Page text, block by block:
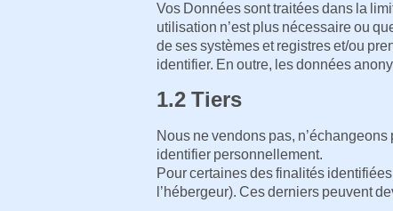
Vos Données sont traitées dans la
utilisation n’est plus nécessaire ou
de ses systèmes et registres et/ou
identifier. En outre, les données
1.2 Tiers
Nous ne vendons pas,
identifier personnellement.
Pour certaines des finalités
l’hébergeur). Ces derniers peuvent